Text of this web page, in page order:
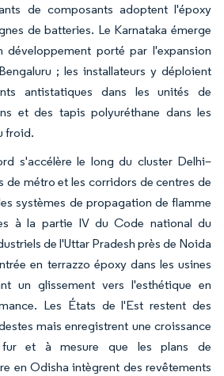
de composants adoptent l'époxy
de batteries. Le Karnataka émerge
développement porté par l'expansion
; les installateurs y déploient
antistatiques dans les unités de
et des tapis polyuréthane dans les
froid.
s'accélère le long du cluster Delhi–
de métro et les corridors de centres de
systèmes de propagation de flamme
à la partie IV du Code national du
de l'Uttar Pradesh près de Noida
en terrazzo époxy dans les usines
un glissement vers l'esthétique en
Les États de l'Est restent des
mais enregistrent une croissance
et à mesure que les plans de
en Odisha intègrent des revêtements